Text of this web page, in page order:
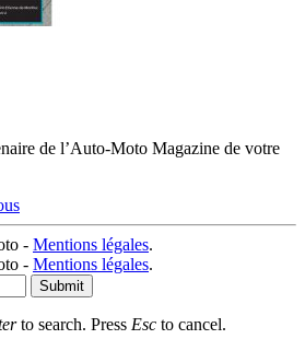
de l’Auto-Moto Magazine de votre
- Mentions légales.
- Mentions légales.
Submit
to search. Press Esc to cancel.